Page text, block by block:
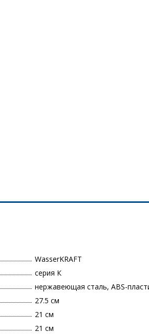
WasserKRAFT
серия К
нержавеющая сталь, ABS-
27.5 см
21 см
21 см